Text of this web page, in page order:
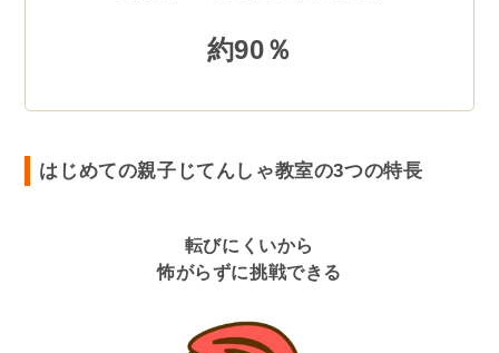
約90％
はじめての親子じてんしゃ教室の3つの特長
転びにくいから
怖がらずに挑戦できる